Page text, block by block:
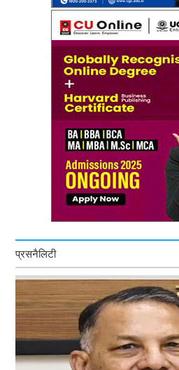
प्रसनैलिटी